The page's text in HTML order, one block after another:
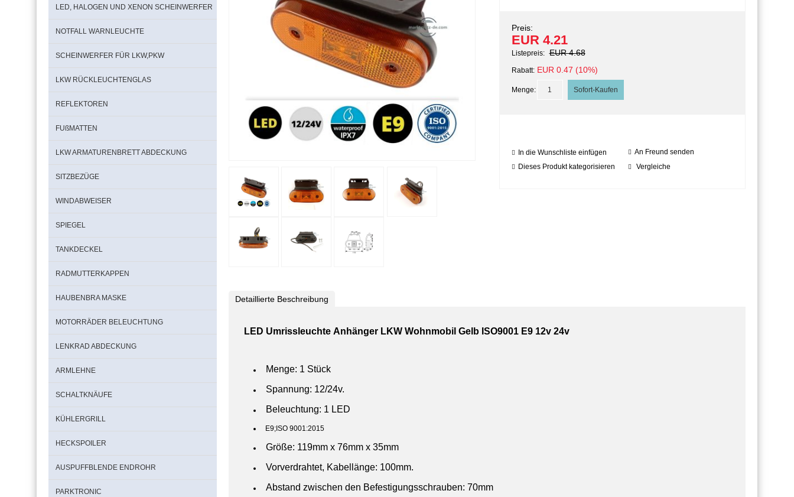
LED, HALOGEN UND XENON SCHEINWERFER
NOTFALL WARNLEUCHTE
SCHEINWERFER FÜR LKW,PKW
LKW RÜCKLEUCHTENGLAS
REFLEKTOREN
FUßMATTEN
LKW ARMATURENBRETT ABDECKUNG
SITZBEZÜGE
WINDABWEISER
SPIEGEL
TANKDECKEL
RADMUTTERKAPPEN
HAUBENBRA MASKE
MOTORRÄDER BELEUCHTUNG
LENKRAD ABDECKUNG
ARMLEHNE
SCHALTKNÄUFE
KÜHLERGRILL
HECKSPOILER
AUSPUFFBLENDE ENDROHR
PARKTRONIC
Preis:
EUR 4.21
Listepreis: EUR 4.68
Rabatt: EUR 0.47 (10%)
Menge:
In die Wunschliste einfügen
An Freund senden
Dieses Produkt kategorisieren
Vergleiche
Detaillierte Beschreibung
LED Umrissleuchte Anhänger LKW Wohnmobil Gelb ISO9001 E9 12v 24v
Menge: 1 Stück
Spannung: 12/24v.
Beleuchtung: 1 LED
E9;ISO 9001:2015
Größe: 119mm x 76mm x 35mm
Vorverdrahtet, Kabellänge: 100mm.
Abstand zwischen den Befestigungsschrauben: 70mm